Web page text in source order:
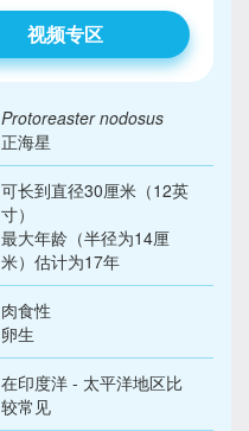
视频专区
图片专区
Protoreaster nodosus
正海星
可长到直径30厘米（12英
寸）
最大年龄（半径为14厘
米）估计为17年
肉食性
卵生
在印度洋 - 太平洋地区比
较常见